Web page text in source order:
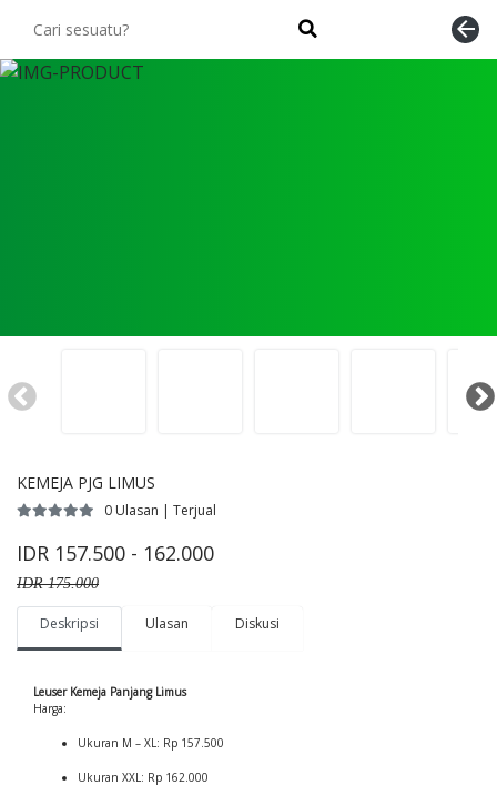
arrow_back
KEMEJA PJG LIMUS
0 Ulasan | Terjual
IDR 157.500 - 162.000
IDR 175.000
Deskripsi Ulasan Diskusi
Leuser Kemeja Panjang Limus
Harga:
Ukuran M – XL: Rp 157.500
Ukuran XXL: Rp 162.000